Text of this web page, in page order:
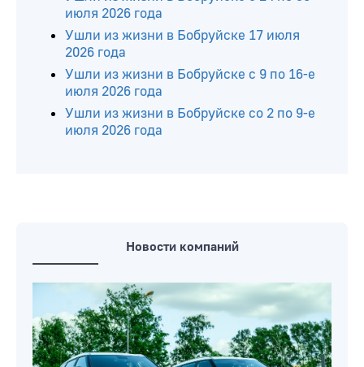
июля 2026 года
Ушли из жизни в Бобруйске 17 июля
2026 года
Ушли из жизни в Бобруйске с 9 по 16-е
июля 2026 года
Ушли из жизни в Бобруйске со 2 по 9-е
июля 2026 года
Новости компаний